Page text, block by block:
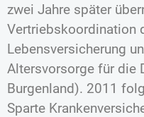
zwei Jahre später
Vertriebskoordination
Lebensversicherung
Altersvorsorge für die
Burgenland). 2011
Sparte